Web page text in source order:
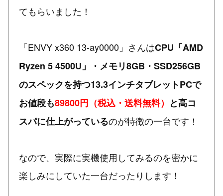
てもらいました！
「ENVY x360 13-ay0000」さんはCPU「AMD
Ryzen 5 4500U」・メモリ8GB・SSD256GB
のスペックを持つ13.3インチタブレットPCで
お値段も89800円（税込・送料無料） と高コ
スパに仕上がっているのが特徴の一台です！
なので、実際に実機使用してみるのを密かに
楽しみにしていた一台だったりします！